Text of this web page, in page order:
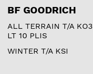
BF GOODRICH
ALL TERRAIN T/A KO3
LT 10 PLIS
WINTER T/A KSI